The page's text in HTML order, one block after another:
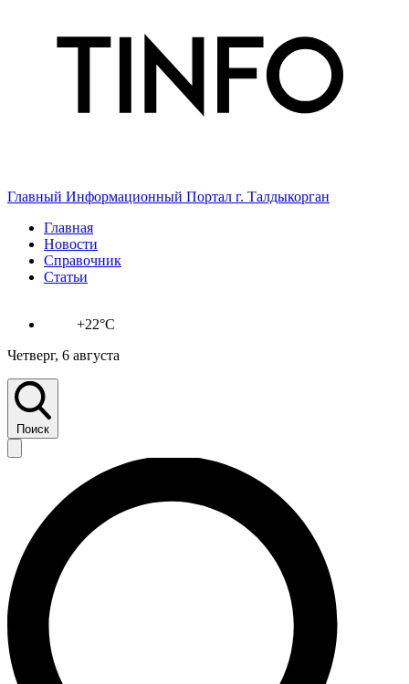
Главный Информационный Портал г. Талдыкорган
Главная
Новости
Справочник
Статьи
+22°C
Четверг, 6 августа
Поиск